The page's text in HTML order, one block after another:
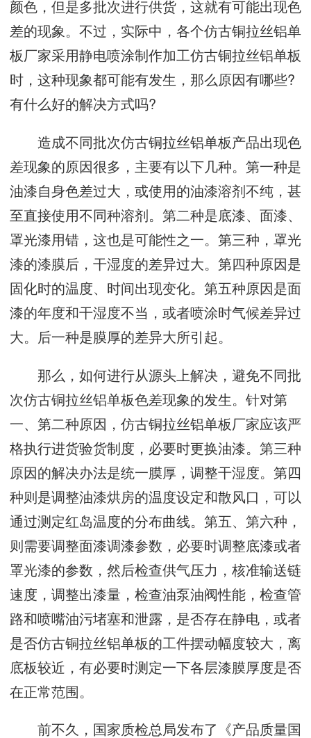
颜色，但是多批次进行供货，这就有可能出现色
差的现象。不过，实际中，各个仿古铜拉丝铝单
板厂家采用静电喷涂制作加工仿古铜拉丝铝单板
时，这种现象都可能有发生，那么原因有哪些?
有什么好的解决方式吗?
造成不同批次仿古铜拉丝铝单板产品出现色
差现象的原因很多，主要有以下几种。第一种是
油漆自身色差过大，或使用的油漆溶剂不纯，甚
至直接使用不同种溶剂。第二种是底漆、面漆、
罩光漆用错，这也是可能性之一。第三种，罩光
漆的漆膜后，干湿度的差异过大。第四种原因是
固化时的温度、时间出现变化。第五种原因是面
漆的年度和干湿度不当，或者喷涂时气候差异过
大。后一种是膜厚的差异大所引起。
那么，如何进行从源头上解决，避免不同批
次仿古铜拉丝铝单板色差现象的发生。针对第
一、第二种原因，仿古铜拉丝铝单板厂家应该严
格执行进货验货制度，必要时更换油漆。第三种
原因的解决办法是统一膜厚，调整干湿度。第四
种则是调整油漆烘房的温度设定和散风口，可以
通过测定红岛温度的分布曲线。第五、第六种，
则需要调整面漆调漆参数，必要时调整底漆或者
罩光漆的参数，然后检查供气压力，核准输送链
速度，调整出漆量，检查油泵油阀性能，检查管
路和喷嘴油污堵塞和泄露，是否存在静电，或者
是否仿古铜拉丝铝单板的工件摆动幅度较大，离
底板较近，有必要时测定一下各层漆膜厚度是否
在正常范围。
前不久，国家质检总局发布了《产品质量国